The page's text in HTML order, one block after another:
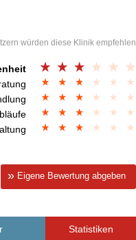
würden diese Klinik empfehlen
Eigene Bewertung abgeben
Statistiken